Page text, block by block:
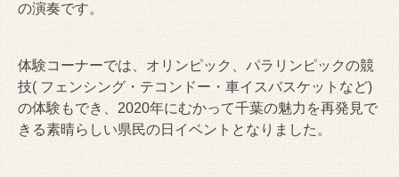
の演奏です。
体験コーナーでは、オリンピック、パラリンピックの競
技( フェンシング・テコンドー・車イスバスケットなど)
の体験もでき、2020年にむかって千葉の魅力を再発見で
きる素晴らしい県民の日イベントとなりました。